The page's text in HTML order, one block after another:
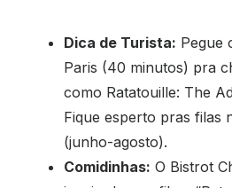
Dica de Turista: Pegue
Paris (40 minutos) pra
como Ratatouille: The
Fique esperto pras filas
(junho-agosto).
Comidinhas: O Bistrot